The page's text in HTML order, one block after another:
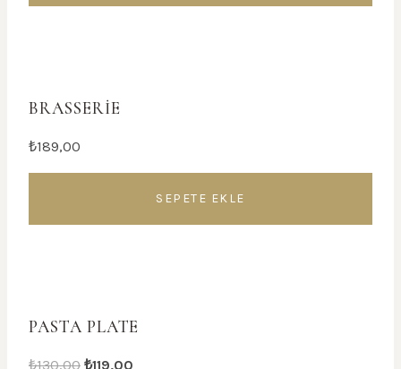
BRASSERIE
₺189,00
SEPETE EKLE
PASTA PLATE
₺130,00 Orijinal
₺119,00